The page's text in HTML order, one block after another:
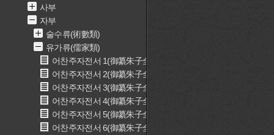
사부
자부
술수류(術數類)
유가류(儒家類)
어찬주자전서 1(御纂朱子全書 1)
어찬주자전서 2(御纂朱子全書 2)
어찬주자전서 3(御纂朱子全書 3)
어찬주자전서 4(御纂朱子全書 4)
어찬주자전서 5(御纂朱子全書 5)
어찬주자전서 6(御纂朱子全書 6)